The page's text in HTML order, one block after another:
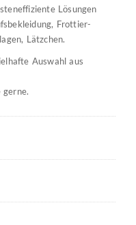
Lösungen
Frottier-
Lätzchen.
Auswahl aus
gerne.